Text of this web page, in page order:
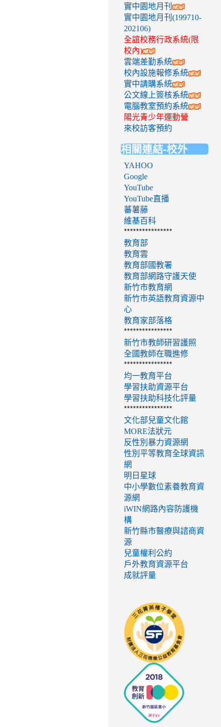
實中園地月刊
實中園地月刊(199710-
202106)
全誼校務行政系統(限
校內)
雲端差勤系統
校內設施報修系統
實中請購系統
公文線上簽核系統
電腦教室預約系統
陽光青少年運動營
來校訪客預約
相關連結-校外
YAHOO
Google
YouTube
YouTube直播
蕃薯藤
維基百科
****************
教育部
教育雲
教育部國教署
教育部網路守護天使
新竹市教育網
新竹市英語教育資源中
心
教育家部落格
****************
新竹市教師研習護照
全國教師在職進修
****************
均一教育平台
學習扶助資源平台
學習扶助科技化評量
****************
文化部兒童文化館
MORE法狀元
反性別暴力資源網
性別平等教育全球資訊
網
明日星球
中小學數位素養教育資
源網
iWIN網路內容防護機
構
新竹縣市醫療與諮商資
源
兒童權利公約
戶外教育資源平台
成就評量
http://